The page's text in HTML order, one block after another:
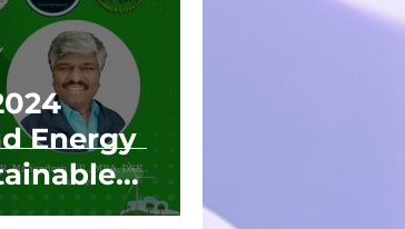
Energy